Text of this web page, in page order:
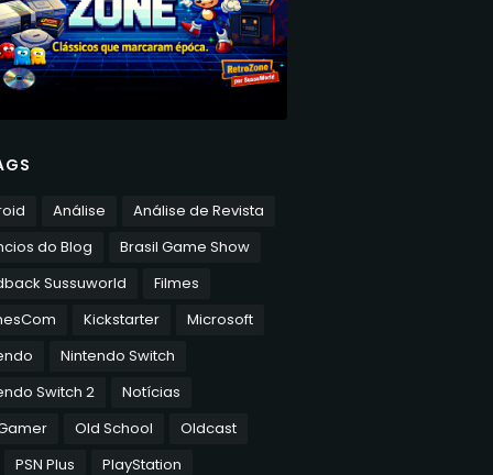
Análise
Análise de Revista
do Blog
Brasil Game Show
Sussuworld
Filmes
Kickstarter
Microsoft
Nintendo Switch
Switch 2
Notícias
Old School
Oldcast
PSN Plus
PlayStation